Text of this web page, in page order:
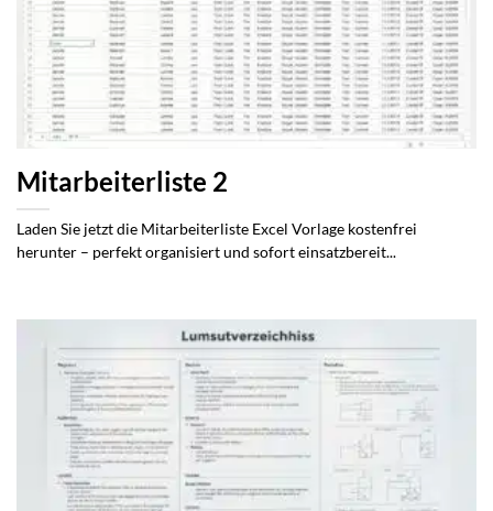
Mitarbeiterliste 2
Laden Sie jetzt die Mitarbeiterliste Excel Vorlage kostenfrei
herunter – perfekt organisiert und sofort einsatzbereit...